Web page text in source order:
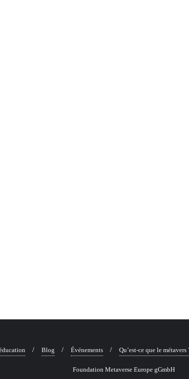
Blog Événements Qu’est-ce que le métavers
Foundation Metaverse Europe gGmbH